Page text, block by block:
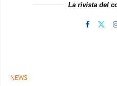
La rivista del
NEWS